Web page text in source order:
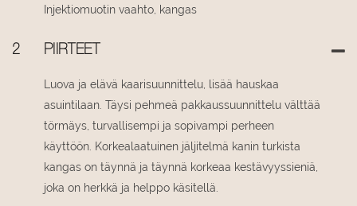
Injektiomuotin vaahto, kangas
2 PIIRTEET
Luova ja elävä kaarisuunnittelu, lisää hauskaa
asuintilaan. Täysi pehmeä pakkaussuunnittelu välttää
törmäys, turvallisempi ja sopivampi perheen
käyttöön. Korkealaatuinen jäljitelmä kanin turkista
kangas on täynnä ja täynnä korkeaa kestävyyssieniä,
joka on herkkä ja helppo käsitellä.